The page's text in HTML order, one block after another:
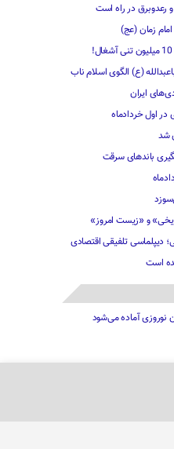
رعدوبرق در راه است
امام زمان (عج)
(ع) الگوی اسلام ناب
ایران
در اول خردادماه
شد
باندهای سرقت
و «زیست امروز»
دیپلماسی تلفیقی اقتصادی‌
است
نوروزی آماده می‌شود